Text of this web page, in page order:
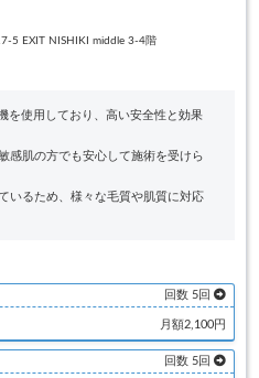
5 EXIT NISHIKI middle 3-4階
を使用しており、高い安全性と効果
感肌の方でも安心して施術を受けら
いるため、様々な毛質や肌質に対応
回数 5回
月額2,100円
回数 5回